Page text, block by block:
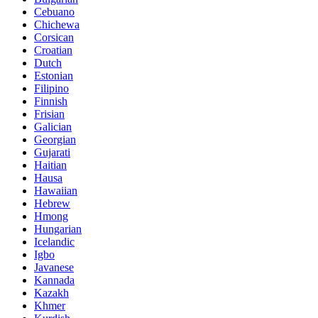
Cebuano
Chichewa
Corsican
Croatian
Dutch
Estonian
Filipino
Finnish
Frisian
Galician
Georgian
Gujarati
Haitian
Hausa
Hawaiian
Hebrew
Hmong
Hungarian
Icelandic
Igbo
Javanese
Kannada
Kazakh
Khmer